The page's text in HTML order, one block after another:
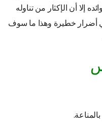
إلا أن الإكثار من تناوله
أضرار خطيرة وهذا ما سوف